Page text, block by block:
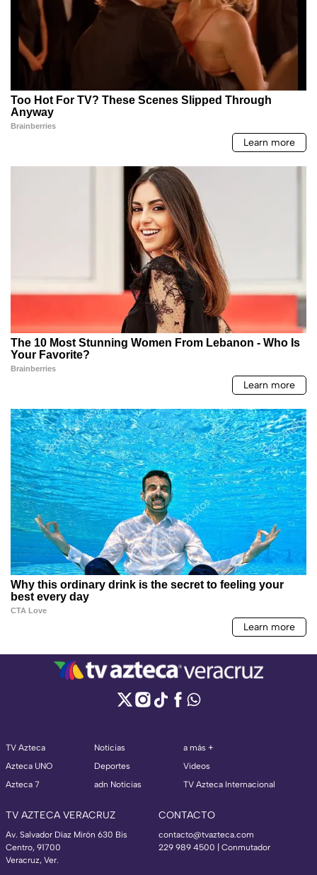
TV Azteca
Azteca UNO
Azteca 7
Noticias
Deportes
adn Noticias
a más +
Videos
TV Azteca Internacional
TV AZTECA VERACRUZ
Av. Salvador Díaz Mirón 630 Bis
Centro, 91700
Veracruz, Ver.
CONTACTO
contacto@tvazteca.com
229 989 4500 | Conmutador